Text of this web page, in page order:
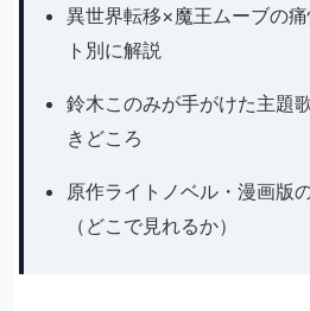
異世界転移×魔王ムーブの
ト別に解説
鈴木このみが手がけた主題
きどころ
原作ライトノベル・漫画版
（どこで見れるか）